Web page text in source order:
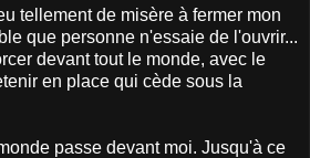
tellement de misère à fermer mon
que personne n'essaie de l'ouvrir...
devant tout le monde, avec le
en place qui cède sous la
passe devant moi. Jusqu'à ce